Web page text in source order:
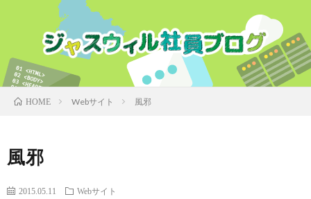
HOME Webサイト 風邪
風邪
2015.05.11 Webサイト